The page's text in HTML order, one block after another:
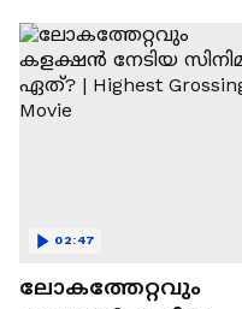
സിനിമയിലെ
'അമ്മമ്മ' ഡോളി
ജൂൺ | Balan
ലോകത്തേറ്റവും
02:47